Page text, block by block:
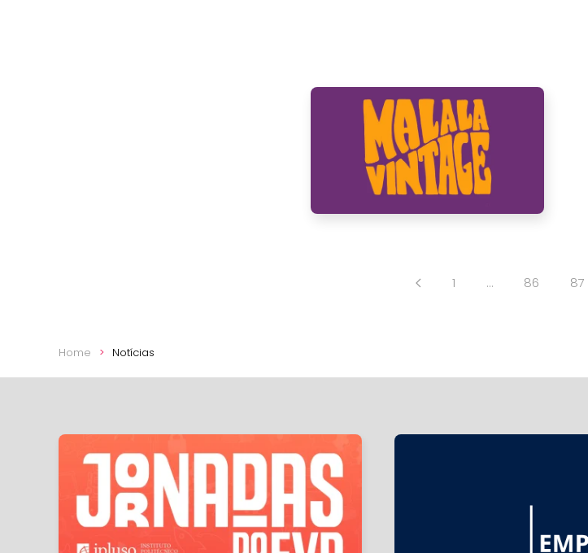
1 … 86 87
Home Notícias